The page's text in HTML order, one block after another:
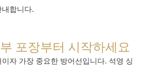
내합니다.
포장부터 시작하세요
자 가장 중요한 방어선입니다. 석영 싱